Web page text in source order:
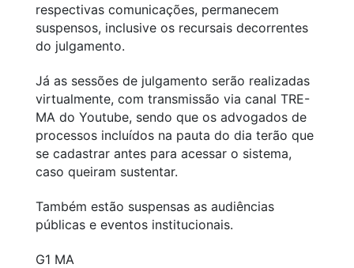
respectivas comunicações, permanecem
suspensos, inclusive os recursais decorrentes
do julgamento.
Já as sessões de julgamento serão realizadas
virtualmente, com transmissão via canal TRE-
MA do Youtube, sendo que os advogados de
processos incluídos na pauta do dia terão que
se cadastrar antes para acessar o sistema,
caso queiram sustentar.
Também estão suspensas as audiências
públicas e eventos institucionais.
G1 MA